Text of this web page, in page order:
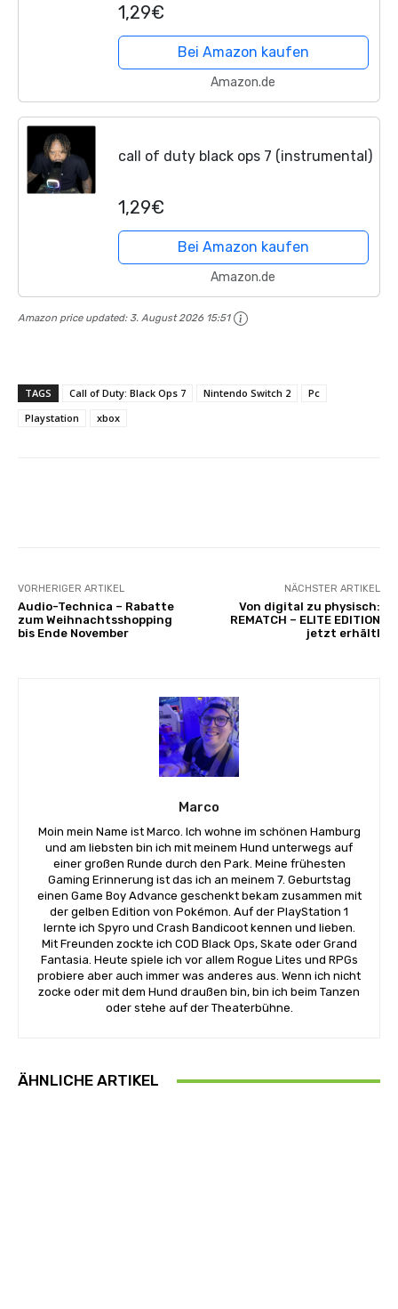
1,29€
Bei Amazon kaufen
Amazon.de
call of duty black ops 7 (instrumental)
1,29€
Bei Amazon kaufen
Amazon.de
Amazon price updated: 3. August 2026 15:51
TAGS Call of Duty: Black Ops 7 Nintendo Switch 2
Pc
Playstation
xbox
VORHERIGER ARTIKEL
Audio-Technica – Rabatte
zum Weihnachtsshopping
bis Ende November
NÄCHSTER ARTIKEL
Von digital zu physisch:
REMATCH – ELITE EDITION
jetzt erhältl
Marco
Moin mein Name ist Marco. Ich wohne im schönen Hamburg
und am liebsten bin ich mit meinem Hund unterwegs auf
einer großen Runde durch den Park. Meine frühesten
Gaming Erinnerung ist das ich an meinem 7. Geburtstag
einen Game Boy Advance geschenkt bekam zusammen mit
der gelben Edition von Pokémon. Auf der PlayStation 1
lernte ich Spyro und Crash Bandicoot kennen und lieben.
Mit Freunden zockte ich COD Black Ops, Skate oder Grand
Fantasia. Heute spiele ich vor allem Rogue Lites und RPGs
probiere aber auch immer was anderes aus. Wenn ich nicht
zocke oder mit dem Hund draußen bin, bin ich beim Tanzen
oder stehe auf der Theaterbühne.
ÄHNLICHE ARTIKEL